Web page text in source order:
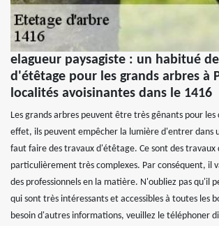
elagueur paysagiste : un habitué
d'étêtage pour les grands arbres à
localités avoisinantes dans le 1416
Les grands arbres peuvent être très gênants pour les
effet, ils peuvent empêcher la lumière d'entrer dans
faut faire des travaux d'étêtage. Ce sont des travaux
particulièrement très complexes. Par conséquent, il
des professionnels en la matière. N'oubliez pas qu'il
qui sont très intéressants et accessibles à toutes les
besoin d'autres informations, veuillez le téléphoner